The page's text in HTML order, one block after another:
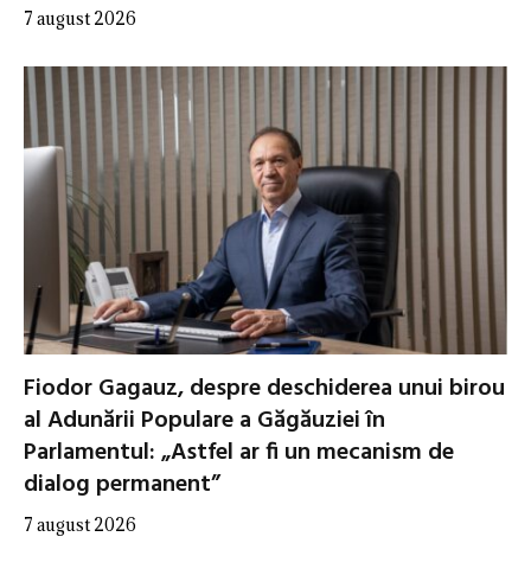
7 august 2026
Fiodor Gagauz, despre deschiderea unui birou
al Adunării Populare a Găgăuziei în
Parlamentul: „Astfel ar fi un mecanism de
dialog permanent”
7 august 2026